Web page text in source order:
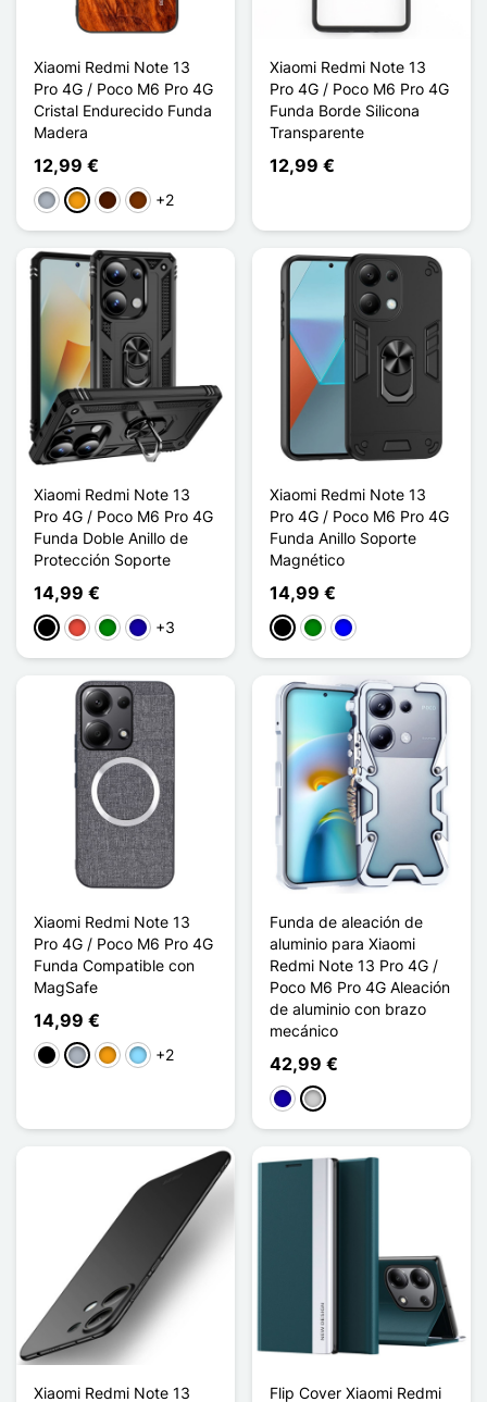
Xiaomi Redmi Note 13
Pro 4G / Poco M6 Pro 4G
Cristal Endurecido Funda
Madera
12,99 €
Gris NaranjaMadera - Marrón oscuro
Madera - Café
+2
Xiaomi Redmi Note 13
Pro 4G / Poco M6 Pro 4G
Funda Borde Silicona
Transparente
12,99 €
Xiaomi Redmi Note 13
Pro 4G / Poco M6 Pro 4G
Funda Doble Anillo de
Protección Soporte
14,99 €
NegroRojoVerdeAzul oscuro
+3
Xiaomi Redmi Note 13
Pro 4G / Poco M6 Pro 4G
Funda Anillo Soporte
Magnético
14,99 €
NegroVerdeAzul
Xiaomi Redmi Note 13
Pro 4G / Poco M6 Pro 4G
Funda Compatible con
MagSafe
14,99 €
Negro
Gris NaranjaAzul claro
+2
Funda de aleación de
aluminio para Xiaomi
Redmi Note 13 Pro 4G /
Poco M6 Pro 4G Aleación
de aluminio con brazo
mecánico
42,99 €
Azul oscuro
Plata
Xiaomi Redmi Note 13 Flip Cover Xiaomi Redmi